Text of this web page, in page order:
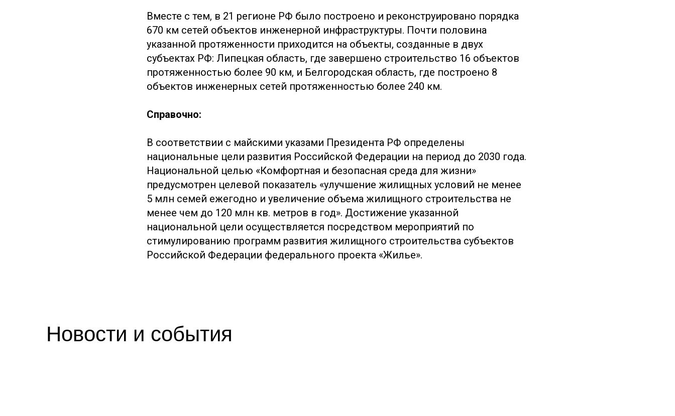
Вместе с тем, в 21 регионе РФ было построено и реконструировано порядка
670 км сетей объектов инженерной инфраструктуры. Почти половина
указанной протяженности приходится на объекты, созданные в двух
субъектах РФ: Липецкая область, где завершено строительство 16 объектов
протяженностью более 90 км, и Белгородская область, где построено 8
объектов инженерных сетей протяженностью более 240 км.
Справочно:
В соответствии с майскими указами Президента РФ определены
национальные цели развития Российской Федерации на период до 2030 года.
Национальной целью «Комфортная и безопасная среда для жизни»
предусмотрен целевой показатель «улучшение жилищных условий не менее
5 млн семей ежегодно и увеличение объема жилищного строительства не
менее чем до 120 млн кв. метров в год». Достижение указанной
национальной цели осуществляется посредством мероприятий по
стимулированию программ развития жилищного строительства субъектов
Российской Федерации федерального проекта «Жилье».
Новости и события